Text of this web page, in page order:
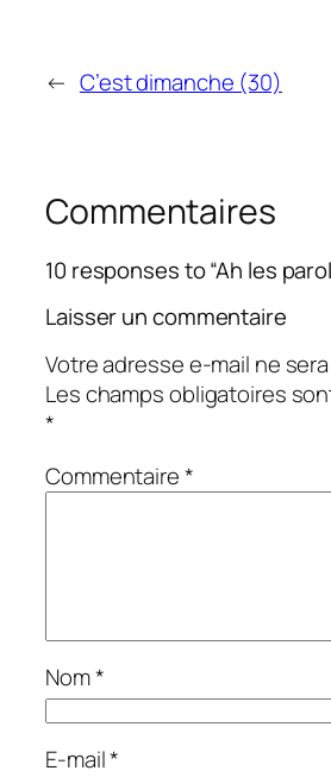
← C’est dimanche (30)
Commentaires
10 responses to “Ah les
Laisser un commentaire
Votre adresse e-mail ne
Les champs obligatoires
*
Commentaire*
Nom*
E-mail*